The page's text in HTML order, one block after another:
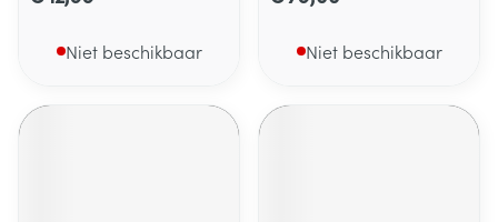
Niet beschikbaar Niet beschikbaar